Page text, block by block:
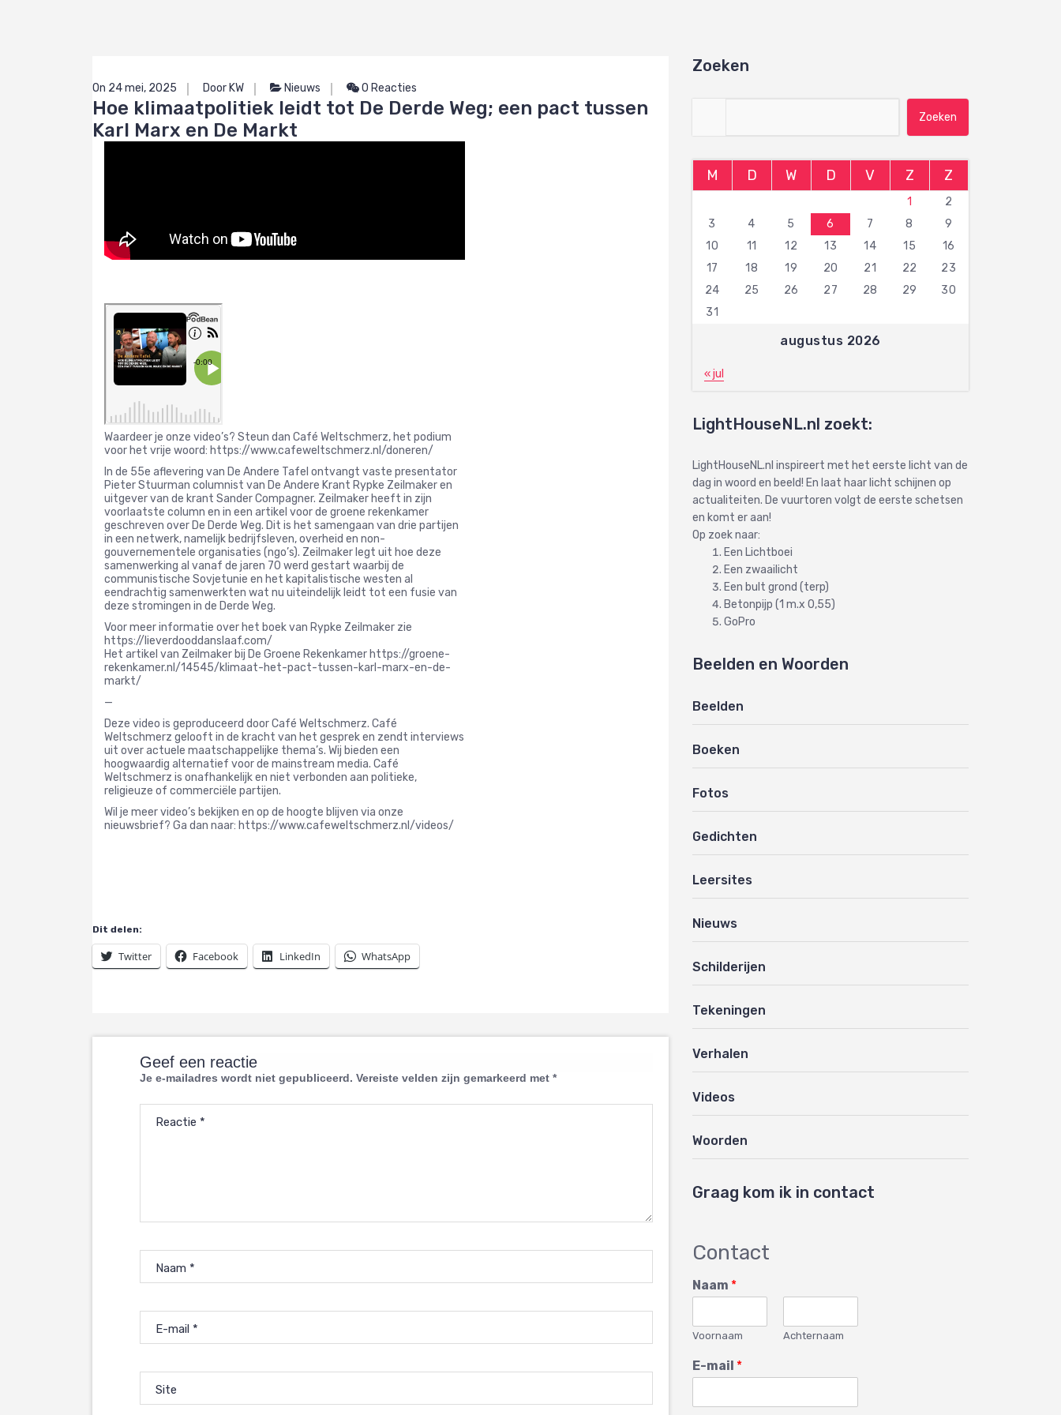
On 24 mei, 2025 Door KW Nieuws 0 Reacties
Hoe klimaatpolitiek leidt tot De Derde Weg; een pact tussen
Karl Marx en De Markt
Waardeer je onze video’s? Steun dan Café Weltschmerz, het podium
voor het vrije woord: https://www.cafeweltschmerz.nl/doneren/
In de 55e aflevering van De Andere Tafel ontvangt vaste presentator
Pieter Stuurman columnist van De Andere Krant Rypke Zeilmaker en
uitgever van de krant Sander Compagner. Zeilmaker heeft in zijn
voorlaatste column en in een artikel voor de groene rekenkamer
geschreven over De Derde Weg. Dit is het samengaan van drie partijen
in een netwerk, namelijk bedrijfsleven, overheid en non-
gouvernementele organisaties (ngo’s). Zeilmaker legt uit hoe deze
samenwerking al vanaf de jaren 70 werd gestart waarbij de
communistische Sovjetunie en het kapitalistische westen al
eendrachtig samenwerkten wat nu uiteindelijk leidt tot een fusie van
deze stromingen in de Derde Weg.
Voor meer informatie over het boek van Rypke Zeilmaker zie
https://lieverdooddanslaaf.com/
Het artikel van Zeilmaker bij De Groene Rekenkamer https://groene-
rekenkamer.nl/14545/klimaat-het-pact-tussen-karl-marx-en-de-
markt/
—
Deze video is geproduceerd door Café Weltschmerz. Café
Weltschmerz gelooft in de kracht van het gesprek en zendt interviews
uit over actuele maatschappelijke thema’s. Wij bieden een
hoogwaardig alternatief voor de mainstream media. Café
Weltschmerz is onafhankelijk en niet verbonden aan politieke,
religieuze of commerciële partijen.
Wil je meer video’s bekijken en op de hoogte blijven via onze
nieuwsbrief? Ga dan naar: https://www.cafeweltschmerz.nl/videos/
Dit delen:
Twitter Facebook LinkedIn WhatsApp
Geef een reactie
Je e-mailadres wordt niet gepubliceerd. Vereiste velden zijn gemarkeerd met *
Reactie *
Naam *
E-mail *
Site
Zoeken
augustus 2026
M D W D V Z Z
1
2
3
4 5 6 7 8
9
10
11 12 13 14 15
16
17
18 19 20 21 22
23
24
25 26 27 28 29
30
31
« jul
LightHouseNL.nl zoekt:
LightHouseNL.nl inspireert met het eerste licht van de
dag in woord en beeld! En laat haar licht schijnen op
actualiteiten. De vuurtoren volgt de eerste schetsen
en komt er aan!
Op zoek naar:
Een Lichtboei
Een zwaailicht
Een bult grond (terp)
Betonpijp (1 m.x 0,55)
GoPro
Beelden en Woorden
Beelden
Boeken
Fotos
Gedichten
Leersites
Nieuws
Schilderijen
Tekeningen
Verhalen
Videos
Woorden
Graag kom ik in contact
Contact
Naam *
Voornaam Achternaam
E-mail *